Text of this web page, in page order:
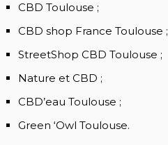
CBD Toulouse ;
CBD shop France Toulouse ;
StreetShop CBD Toulouse ;
Nature et CBD ;
CBD’eau Toulouse ;
Green ‘Owl Toulouse.